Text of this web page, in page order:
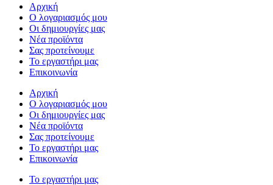
Αρχική
Ο λογαριασμός μου
Οι δημιουργίες μας
Νέα προϊόντα
Σας προτείνουμε
Το εργαστήρι μας
Επικοινωνία
Αρχική
Ο λογαριασμός μου
Οι δημιουργίες μας
Νέα προϊόντα
Σας προτείνουμε
Το εργαστήρι μας
Επικοινωνία
Το εργαστήρι μας